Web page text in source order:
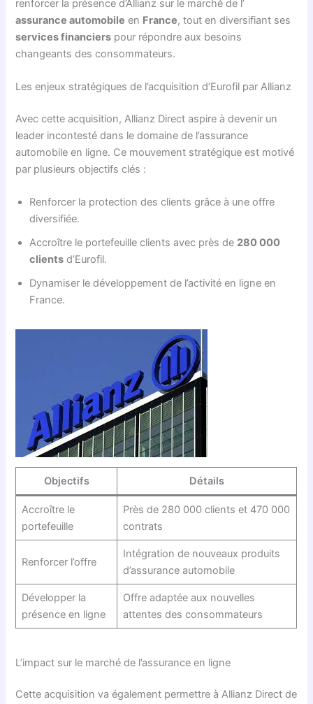
renforcer la présence d’Allianz sur le marché de l’
assurance automobile en France, tout en diversifiant ses
services financiers pour répondre aux besoins
changeants des consommateurs.
Les enjeux stratégiques de l’acquisition d’Eurofil par Allianz
Avec cette acquisition, Allianz Direct aspire à devenir un
leader incontesté dans le domaine de l’assurance
automobile en ligne. Ce mouvement stratégique est motivé
par plusieurs objectifs clés :
Renforcer la protection des clients grâce à une offre
diversifiée.
Accroître le portefeuille clients avec près de 280 000
clients d’Eurofil.
Dynamiser le développement de l’activité en ligne en
France.
Objectifs Détails
Accroître le
portefeuille
Près de 280 000 clients et 470 000
contrats
Renforcer l’offre
Intégration de nouveaux produits
d’assurance automobile
Développer la
présence en ligne
Offre adaptée aux nouvelles
attentes des consommateurs
L’impact sur le marché de l’assurance en ligne
Cette acquisition va également permettre à Allianz Direct de